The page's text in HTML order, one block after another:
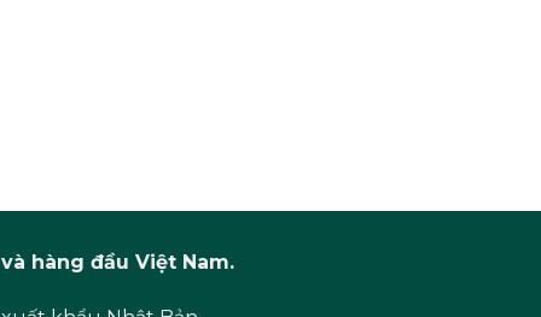
hàng đầu Việt Nam.